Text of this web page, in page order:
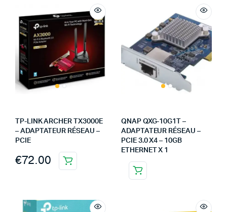
TP-LINK ARCHER TX3000E
– ADAPTATEUR RÉSEAU –
PCIE
€72.00
QNAP QXG-10G1T –
ADAPTATEUR RÉSEAU –
PCIE 3.0 X4 – 10GB
ETHERNET X 1